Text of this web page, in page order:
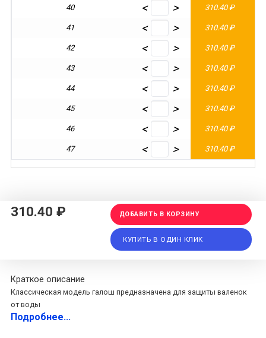
40 < > 310.40 ₽
41 < > 310.40 ₽
42 < > 310.40 ₽
43 < > 310.40 ₽
44 < > 310.40 ₽
45 < > 310.40 ₽
46 < > 310.40 ₽
47 < > 310.40 ₽
310.40 ₽ ДОБАВИТЬ В КОРЗИНУ
КУПИТЬ В ОДИН КЛИК
Краткое описание
Классическая модель галош предназначена для защиты валенок
от воды
Подробнее...